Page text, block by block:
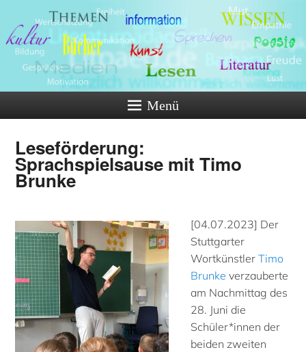
Menü
Leseförderung:
Sprachspielsause mit Timo
Brunke
[04.07.2023] Der
Stuttgarter
WortkünstlerTimo
Brunke verzauberte
am Nachmittag des
28. Juni die
Schüler*innen der
beiden zweiten